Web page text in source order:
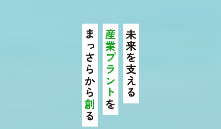
未来を支える
産業プラント
を
まっさらから
創
る